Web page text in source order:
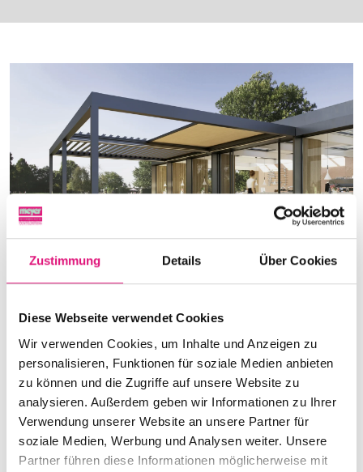
Zustimmung Details Über Cookies
Diese Webseite verwendet Cookies
Wir verwenden Cookies, um Inhalte und Anzeigen zu
personalisieren, Funktionen für soziale Medien anbieten
zu können und die Zugriffe auf unsere Website zu
analysieren. Außerdem geben wir Informationen zu Ihrer
Verwendung unserer Website an unsere Partner für
soziale Medien, Werbung und Analysen weiter. Unsere
Partner führen diese Informationen möglicherweise mit
Stoffdächer spenden angenehmen
Schatten und schaffen eine behagliche
Atmosphäre im Freien.